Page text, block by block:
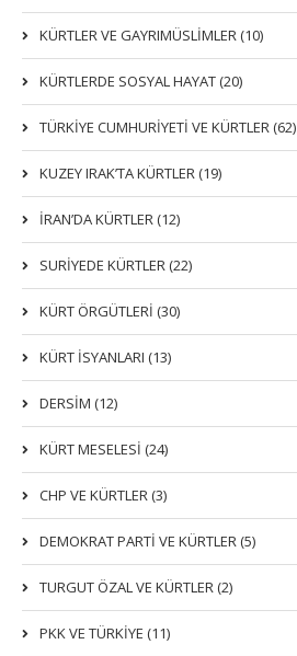
KÜRTLER VE GAYRIMÜSLIMLER (10)
KÜRTLERDE SOSYAL HAYAT (20)
TÜRKİYE CUMHURİYETİ VE KÜRTLER (62)
KUZEY IRAK’TA KÜRTLER (19)
İRAN’DA KÜRTLER (12)
SURİYEDE KÜRTLER (22)
KÜRT ÖRGÜTLERİ (30)
KÜRT İSYANLARI (13)
DERSIM (12)
KÜRT MESELESİ (24)
CHP VE KÜRTLER (3)
DEMOKRAT PARTI VE KÜRTLER (5)
TURGUT ÖZAL VE KÜRTLER (2)
PKK VE TÜRKIYE (11)